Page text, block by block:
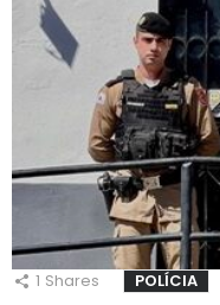
1 Shares POLÍCIA